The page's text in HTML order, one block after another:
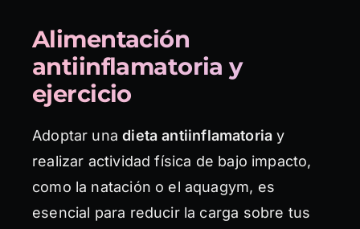
Alimentación
antiinflamatoria y
ejercicio
Adoptar unadieta antiinflamatoria y
realizar actividad física de bajo impacto,
como la natación o el aquagym, es
esencial para reducir la carga sobre tus